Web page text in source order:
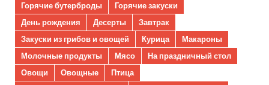
Горячие бутерброды
Горячие закуски
День рождения
Десерты
Завтрак
Закуски из грибов и овощей
Курица
Макароны
Молочные продукты
Мясо
На праздничный стол
Овощи
Овощные
Птица